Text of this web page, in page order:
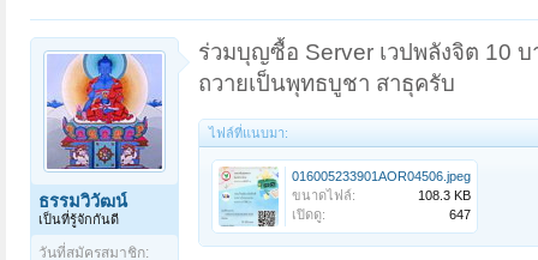
ธรรมวิวัฒน์
เป็นที่รู้จักกันดี
วันที่สมัครสมาชิก:
ร่วมบุญซื้อ Server เวปพลังจิต 10 บ
ถวายเป็นพุทธบูชา สาธุครับ
ไฟล์ที่แนบมา:
016005233901AOR04506.jpeg
ขนาดไฟล์:
108.3 KB
เปิดดู:
647